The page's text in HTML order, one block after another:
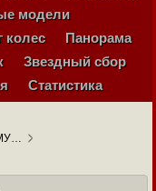
модели
колес
Панорама
Звездный сбор
Статистика